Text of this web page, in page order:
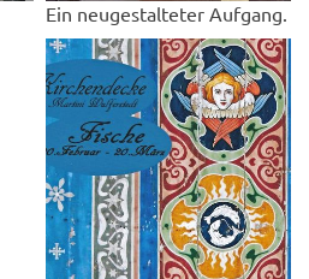
Ein neugestalteter Aufgang.